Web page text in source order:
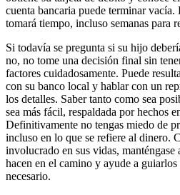
cuenta bancaria puede terminar vacía.
tomará tiempo, incluso semanas para
Si todavía se pregunta si su hijo
no, no tome una decisión final sin
factores cuidadosamente. Puede
con su banco local y hablar con un
los detalles. Saber tanto como sea
sea más fácil, respaldada por hechos
Definitivamente no tengas miedo de
incluso en lo que se refiere al dinero.
involucrado en sus vidas, manténgase
hacen en el camino y ayude a guiarlos
necesario.